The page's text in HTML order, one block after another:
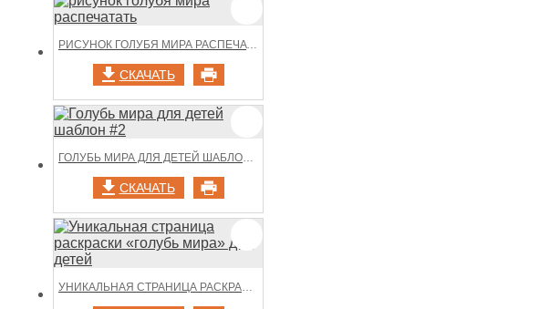
РИСУНОК ГОЛУБЯ МИРА РАСПЕЧАТАТЬ
СКАЧАТЬ
ГОЛУБЬ МИРА ДЛЯ ДЕТЕЙ ШАБЛОН #2
СКАЧАТЬ
УНИКАЛЬНАЯ СТРАНИЦА РАСКРАСКИ «ГОЛУБЬ МИРА» ДЛЯ ДЕТЕЙ